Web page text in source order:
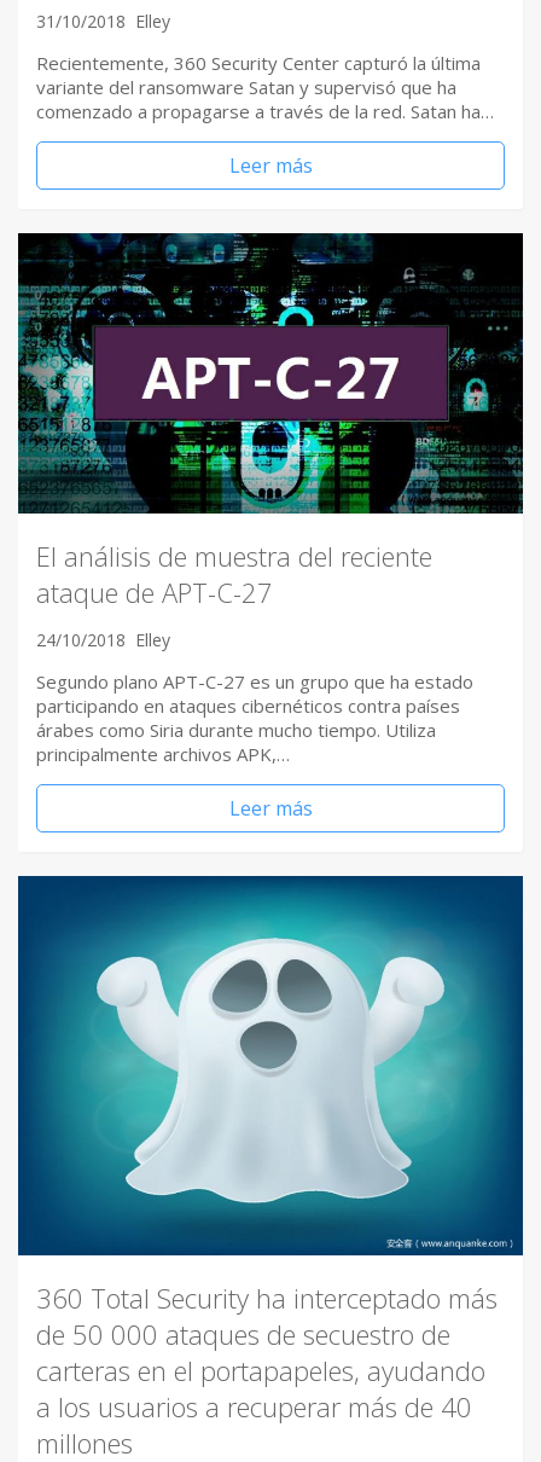
31/10/2018 Elley
Recientemente, 360 Security Center capturó la última
variante del ransomware Satan y supervisó que ha
comenzado a propagarse a través de la red. Satan ha…
Leer más
El análisis de muestra del reciente
ataque de APT-C-27
24/10/2018 Elley
Segundo plano APT-C-27 es un grupo que ha estado
participando en ataques cibernéticos contra países
árabes como Siria durante mucho tiempo. Utiliza
principalmente archivos APK,…
Leer más
360 Total Security ha interceptado más
de 50 000 ataques de secuestro de
carteras en el portapapeles, ayudando
a los usuarios a recuperar más de 40
millones